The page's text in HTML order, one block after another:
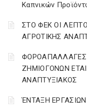
Καπνικών
ΣΤΟ ΦΕΚ ΟΙ
ΑΓΡΟΤΙΚΗΣ
ΦΟΡΟΑΠΑΛΛΑΓΕΣ
ΖΗΜΙΟΓΟΝΩΝ
ΑΝΑΠΤΥΞΙΑΚΟΣ
ΈΝΤΑΞΗ